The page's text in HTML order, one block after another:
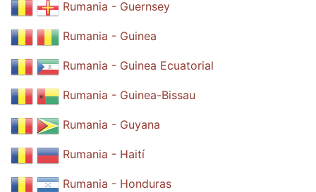
Rumania - Guernsey
Rumania - Guinea
Rumania - Guinea Ecuatorial
Rumania - Guinea-Bissau
Rumania - Guyana
Rumania - Haití
Rumania - Honduras